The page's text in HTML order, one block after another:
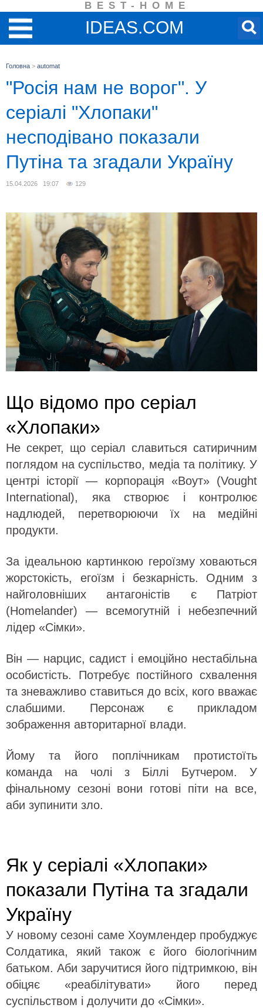
BEST-HOME
IDEAS.COM
Головна > automat
"Росія нам не ворог". У
серіалі "Хлопаки"
несподівано показали
Путіна та згадали Україну
15.04.2026 19:07 129
Що відомо про серіал
«Хлопаки»
Не секрет, що серіал славиться сатиричним
поглядом на суспільство, медіа та політику. У
центрі історії — корпорація «Воут» (Vought
International), яка створює і контролює
надлюдей, перетворюючи їх на медійні
продукти.
За ідеальною картинкою героїзму ховаються
жорстокість, егоїзм і безкарність. Одним з
найголовніших антагоністів є Патріот
(Homelander) — всемогутній і небезпечний
лідер «Сімки».
Він — нарцис, садист і емоційно нестабільна
особистість. Потребує постійного схвалення
та зневажливо ставиться до всіх, кого вважає
слабшими. Персонаж є прикладом
зображення авторитарної влади.
Йому та його поплічникам протистоїть
команда на чолі з Біллі Бутчером. У
фінальному сезоні вони готові піти на все,
аби зупинити зло.
Як у серіалі «Хлопаки»
показали Путіна та згадали
Україну
У новому сезоні саме Хоумлендер пробуджує
Солдатика, який також є його біологічним
батьком. Аби заручитися його підтримкою, він
обіцяє «реабілітувати» його перед
суспільством і долучити до «Сімки».